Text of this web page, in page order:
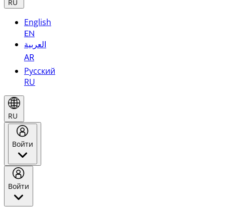
RU
English
EN
العربية
AR
Русский
RU
RU
Войти
Войти